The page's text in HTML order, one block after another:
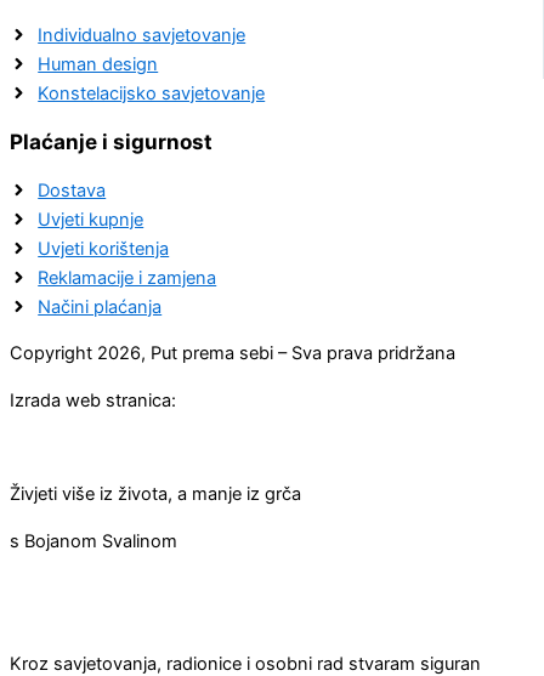
Individualno savjetovanje
Human design
Konstelacijsko savjetovanje
Plaćanje i sigurnost
Dostava
Uvjeti kupnje
Uvjeti korištenja
Reklamacije i zamjena
Načini plaćanja
Copyright 2026, Put prema sebi – Sva prava pridržana
Izrada web stranica:
Živjeti više iz života, a manje iz grča
s Bojanom Svalinom
Kroz savjetovanja, radionice i osobni rad stvaram siguran